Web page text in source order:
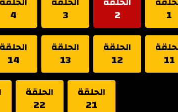
1
2
3
4
11
الحلقة
12
الحلقة
13
الحلقة
14
الحلقة
21
الحلقة
22